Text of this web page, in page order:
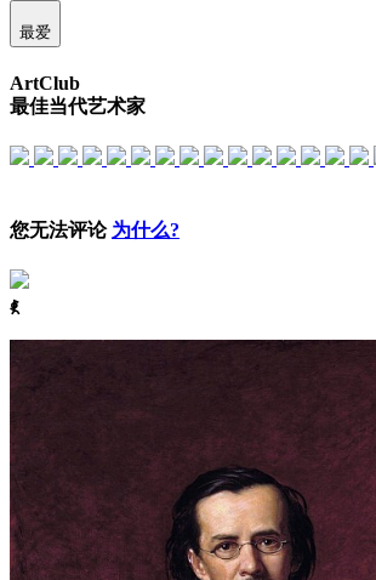
最爱
ArtClub
最佳当代艺术家
您无法评论 为什么?
ꈅ